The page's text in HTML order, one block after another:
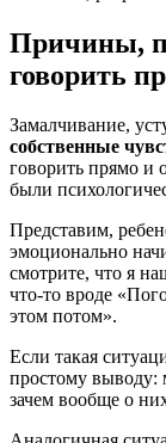
Причины,
говорить
Замалчивание,
собственные
говорить прямо и
были
Представим,
эмоционально
смотрите, что я
что-то вроде
этом потом».
Если такая
простому выводу:
зачем вообще о